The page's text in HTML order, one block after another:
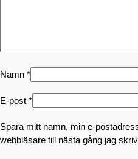
Namn *
E-post *
Spara mitt namn, min e-
webbläsare till nästa gång jag